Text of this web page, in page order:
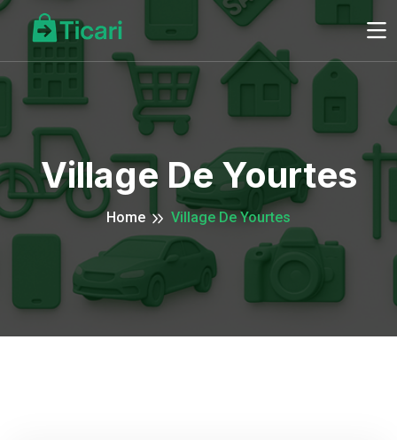
Village De Yourtes
Home Village De Yourtes